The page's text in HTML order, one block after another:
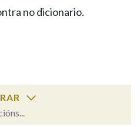
HOMENAXEADAS
DAS PALABRAS
no dicionario.